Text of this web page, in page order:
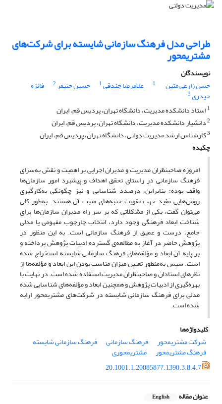
طراحی مدل فرهنگ سازمانی شایسته برای شرکت‌های
مشتری‎محور
نویسندگان
حسن زارعی متین
1 غلامرضا جندقی1 حسین خنیفر2 فائزه
حیدری3
1استاد دانشکده مدیریت، دانشگاه تهران، پردیس قم، ایران
2دانشیار دانشکده مدیریت، دانشگاه تهران، پردیس قم، ایران
3کارشناس ارشد مدیریت دولتی، دانشگاه تهران، پردیس قم، ایران
چکیده
امروزه صاحبنظران مدیریت و مدیران اجرایی بر اهمیت و نقش به‌سزای
فرهنگ سازمانی در راستای تحقق اهداف و پیشبرد امور سازمان‌ها
واقف بوده؛ بنابراین، درصدد شناسایی و نیز چگونگی به‌کارگیری
روش‌هایی مفید جهت تقویت جنبه‌های مثبت آن هستند. به‌طور کلی
می‌توان گفت، یکی از مشکلاتی که بر سر راه مدیران سازمان‌ها برای
شناخت ابعاد فرهنگی وجود دارد، انتخاب چارچوب مفهومی یا مدلی
جامع، درست و عمیق از فرهنگ سازمانی است. به این منظور در
پژوهش حاضر در آغاز به مطالعه‌ی گسترده ادبیات پژوهش پرداخته و
بر پایه آن ابعاد و مؤلفه‌های فرهنگ سازمانی شایسته استخراج شده
است. سپس به‌منظور تعیین میزان مناسب بودن این ابعاد و مؤلفه‌ها از
نظرهای استادان و صاحبنظران مدیریت استفاده شده است. در نهایت با
بهره‌گیری از ادبیات پژوهش و همچنین ابعاد و مؤلفه‌های شناسایی شده
مدلی برای فرهنگ سازمانی شایسته در شرکت‌های مشتری‎محور ارایه
شده است.
کلیدواژه‌ها
شرکت مشتری‎محور
فرهنگ سازمانی فرهنگ سازمانی شایسته
فرهنگ مشتری‎محور
مشتری‎محوری
20.1001.1.20085877.1390.3.8.4.7
عنوان مقاله English